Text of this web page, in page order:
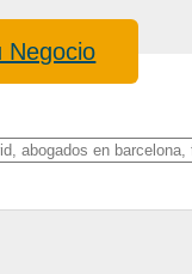
Negocio